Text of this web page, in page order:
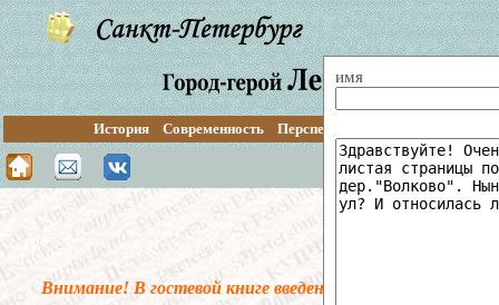
История Современность Перспективы
Поиск по сайту
Внимание! В гостевой книге введена предмодерация.
имя